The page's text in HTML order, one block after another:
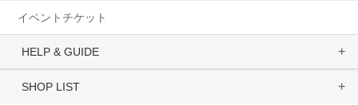
イベントチケット
HELP & GUIDE
SHOP LIST